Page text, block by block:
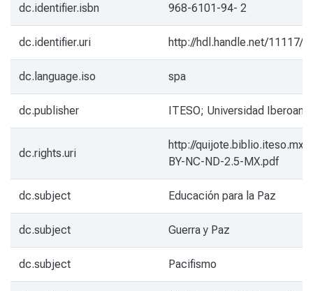
dc.identifier.isbn 968-6101-94- 2
dc.identifier.uri http://hdl.handle.net/11117/
dc.language.iso spa
dc.publisher ITESO; Universidad
dc.rights.uri
http://quijote.biblio.iteso.mx/
BY-NC-ND-2.5-MX.pdf
dc.subject Educación para la Paz
dc.subject Guerra y Paz
dc.subject Pacifismo